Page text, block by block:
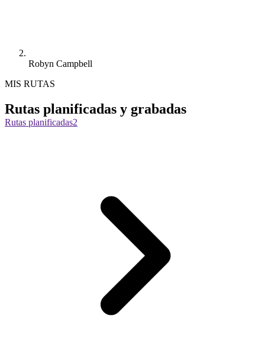
Robyn Campbell
MIS RUTAS
Rutas planificadas y grabadas
Rutas planificadas2